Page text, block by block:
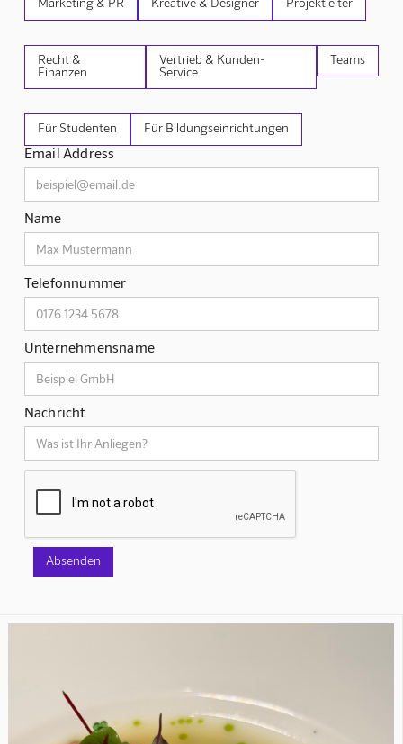
Recht &
Finanzen
Vertrieb & Kunden-
Service
Teams
Für Studenten Für Bildungseinrichtungen
Email Address
Name
Telefonnummer
Unternehmensname
Nachricht